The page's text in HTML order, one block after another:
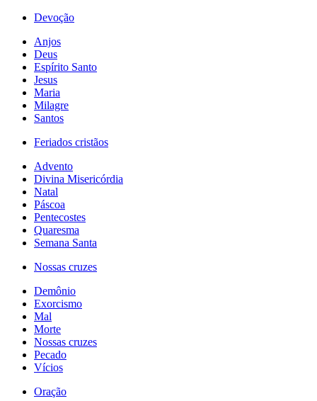
Devoção
Anjos
Deus
Espírito Santo
Jesus
Maria
Milagre
Santos
Feriados cristãos
Advento
Divina Misericórdia
Natal
Páscoa
Pentecostes
Quaresma
Semana Santa
Nossas cruzes
Demônio
Exorcismo
Mal
Morte
Nossas cruzes
Pecado
Vícios
Oração